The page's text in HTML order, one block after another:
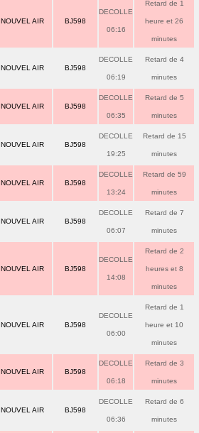
NOUVEL AIR BJ598
DECOLLE
06:16
Retard de 1
heure et 26
minutes
NOUVEL AIR BJ598
DECOLLE
06:19
Retard de 4
minutes
NOUVEL AIR BJ598
DECOLLE
06:35
Retard de 5
minutes
NOUVEL AIR BJ598
DECOLLE
19:25
Retard de 15
minutes
NOUVEL AIR BJ598
DECOLLE
13:24
Retard de 59
minutes
NOUVEL AIR BJ598
DECOLLE
06:07
Retard de 7
minutes
NOUVEL AIR BJ598
DECOLLE
14:08
Retard de 2
heures et 8
minutes
NOUVEL AIR BJ598
DECOLLE
06:00
Retard de 1
heure et 10
minutes
NOUVEL AIR BJ598
DECOLLE
06:18
Retard de 3
minutes
NOUVEL AIR BJ598
DECOLLE
06:36
Retard de 6
minutes